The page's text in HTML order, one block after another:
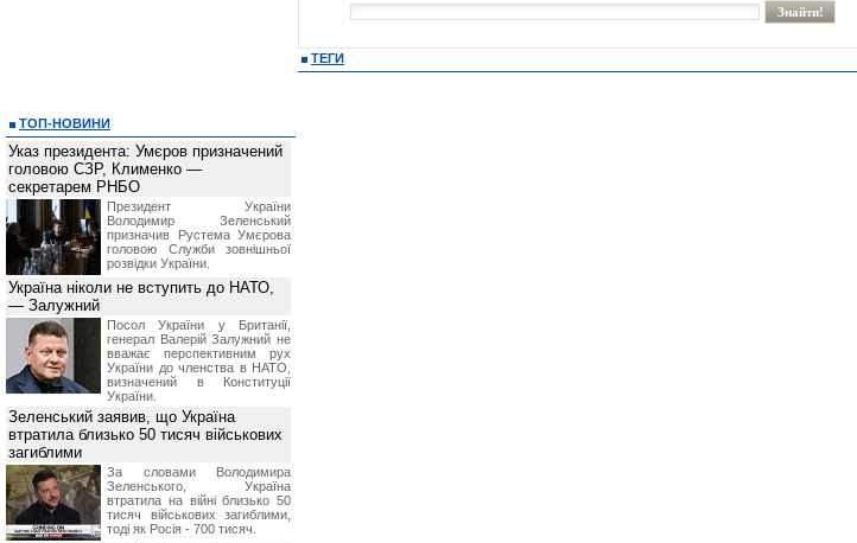
ТЕГИ
ТОП-НОВИНИ
Указ президента: Умєров призначений
головою СЗР, Клименко —
секретарем РНБО
Президент України
Володимир Зеленський
призначив Pустема Умєрова
головою Служби зовнішньої
розвідки України.
Україна ніколи не вступить до НАТО,
— Залужний
Посол України у Британії,
генерал Валерій Залужний не
вважає перспективним рух
України до членства в НАТО,
визначений в Конституції
України.
Зеленський заявив, що Україна
втратила близько 50 тисяч військових
загиблими
За словами Володимира
Зеленського, Україна
втратила на війні близько 50
тисяч військових загиблими,
тоді як Росія - 700 тисяч.